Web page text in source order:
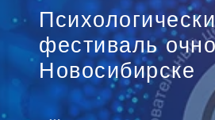
фестиваль
Новосибирске